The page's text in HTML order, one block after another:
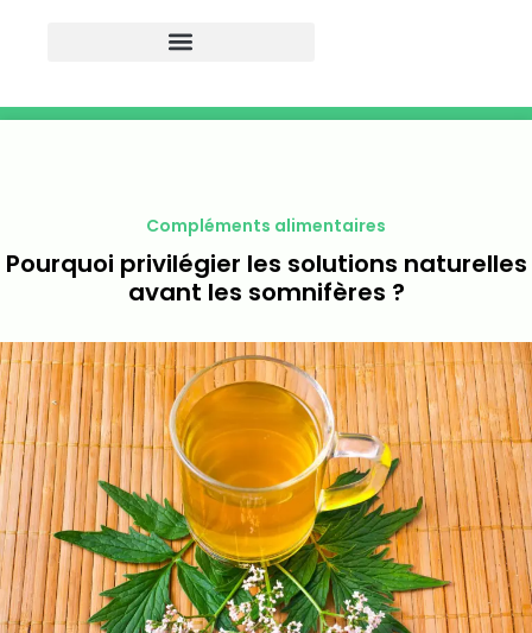
Compléments alimentaires
Pourquoi privilégier les solutions naturelles
avant les somnifères ?